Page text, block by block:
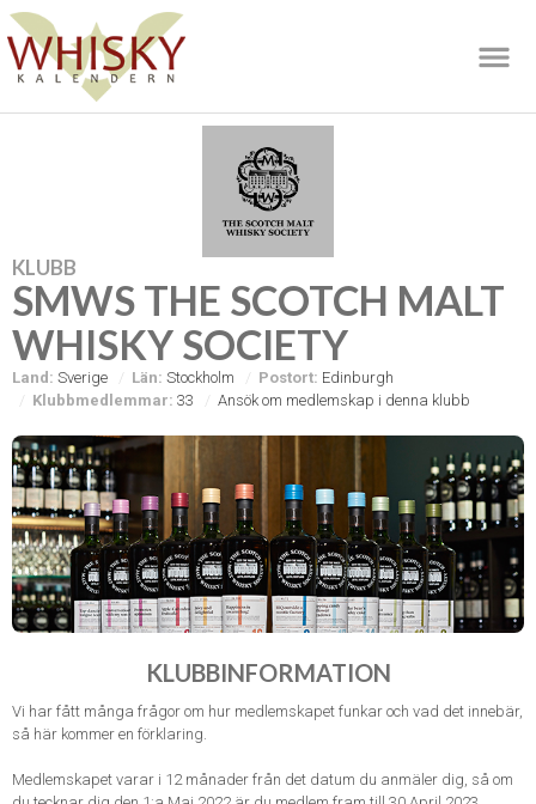
KLUBB
SMWS THE SCOTCH MALT
WHISKY SOCIETY
Land: Sverige Län: Stockholm Postort: Edinburgh
Klubbmedlemmar: 33 Ansök om medlemskap i denna klubb
KLUBBINFORMATION
Vi har fått många frågor om hur medlemskapet funkar och vad det innebär,
så här kommer en förklaring.
Medlemskapet varar i 12 månader från det datum du anmäler dig, så om